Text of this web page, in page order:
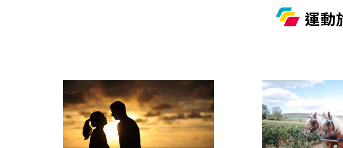
運動